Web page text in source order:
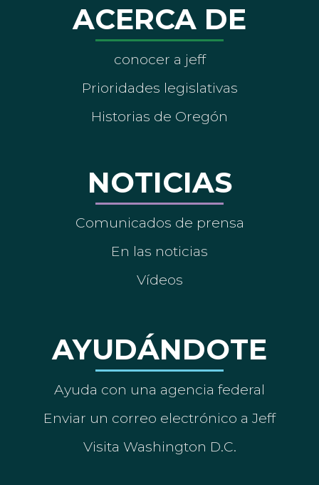
ACERCA DE
conocer a jeff
Prioridades legislativas
Historias de Oregón
NOTICIAS
Comunicados de prensa
En las noticias
Vídeos
AYUDÁNDOTE
Ayuda con una agencia federal
Enviar un correo electrónico a Jeff
Visita Washington D.C.